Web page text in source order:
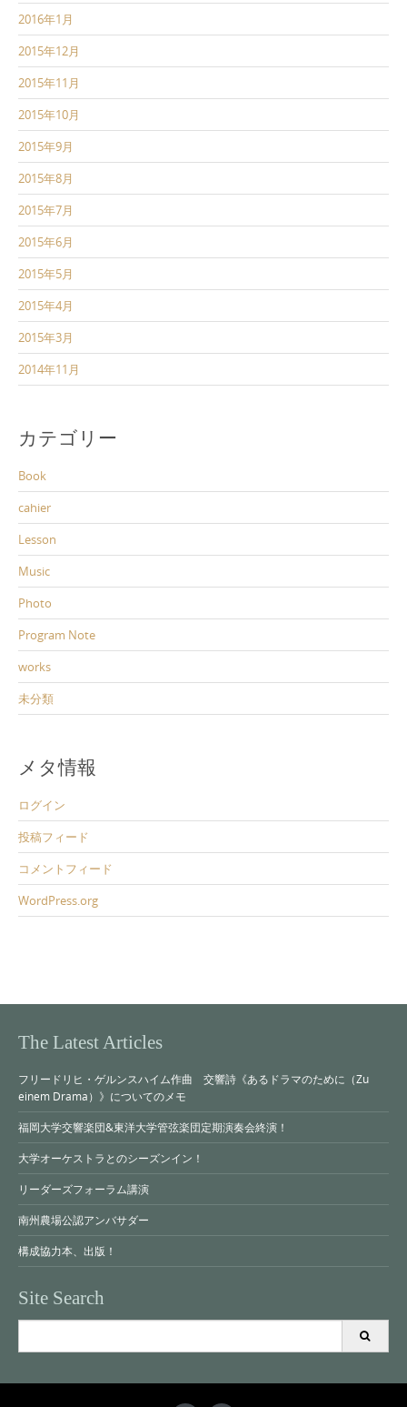
2016年1月
2015年12月
2015年11月
2015年10月
2015年9月
2015年8月
2015年7月
2015年6月
2015年5月
2015年4月
2015年3月
2014年11月
カテゴリー
Book
cahier
Lesson
Music
Photo
Program Note
works
未分類
メタ情報
ログイン
投稿フィード
コメントフィード
WordPress.org
The Latest Articles
フリードリヒ・ゲルンスハイム作曲 交響詩《あるドラマのために（Zu
einem Drama）》についてのメモ
福岡大学交響楽団&東洋大学管弦楽団定期演奏会終演！
大学オーケストラとのシーズンイン！
リーダーズフォーラム講演
南州農場公認アンバサダー
構成協力本、出版！
Site Search